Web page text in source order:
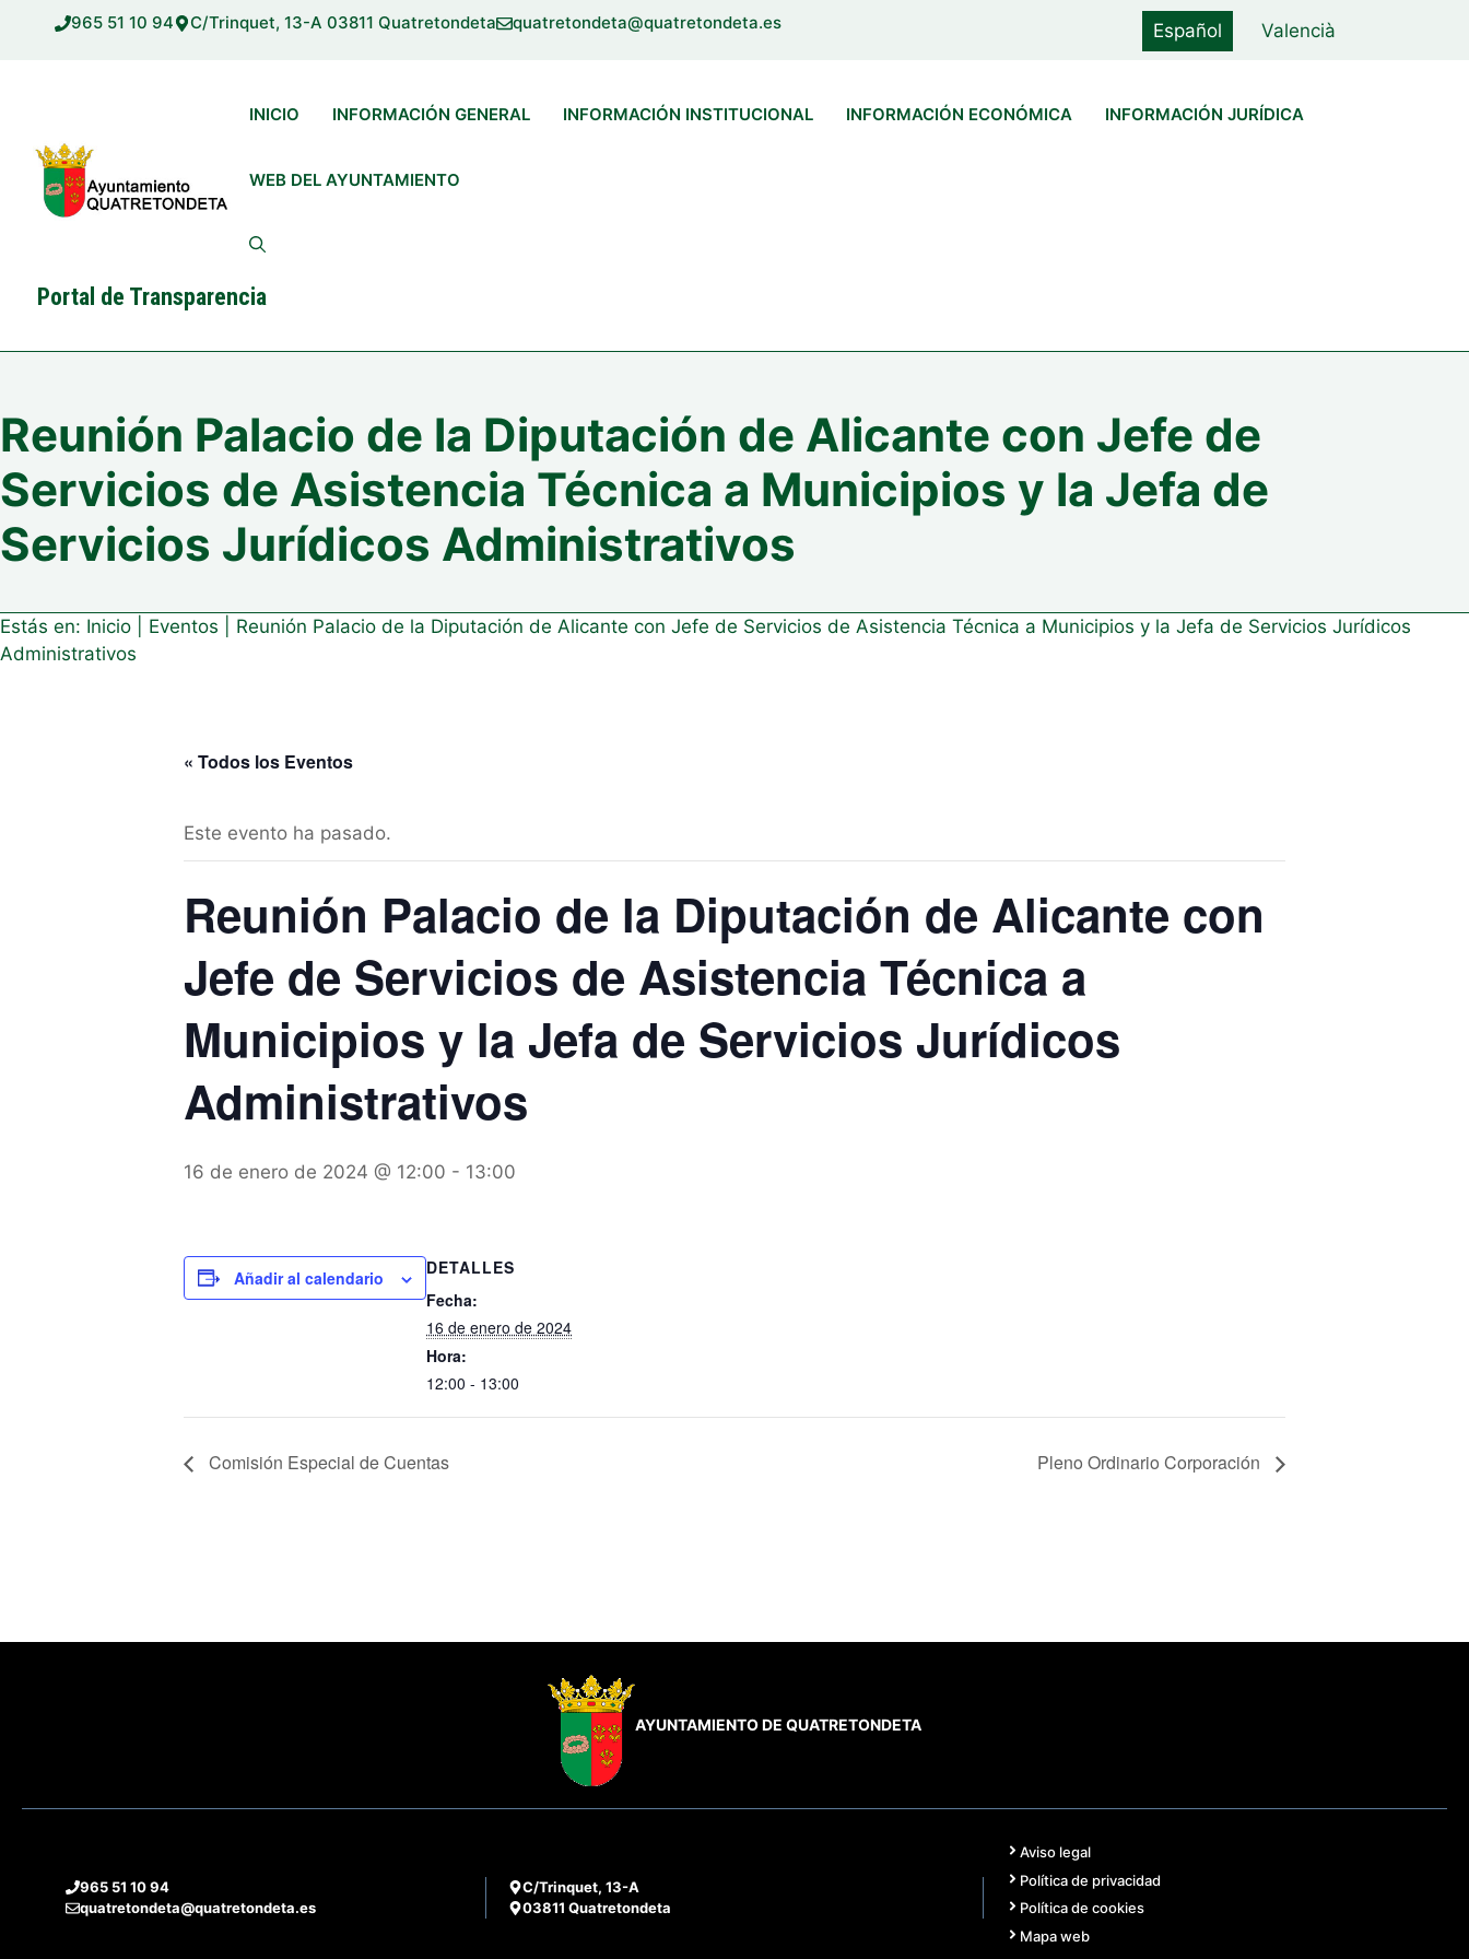
965 51 10 94 C/Trinquet, 13-A 03811 Quatretondeta quatretondeta@quatretondeta.es Español Valencià
INICIO INFORMACIÓN GENERAL INFORMACIÓN INSTITUCIONAL INFORMACIÓN ECONÓMICA INFORMACIÓN JURÍDICA
WEB DEL AYUNTAMIENTO
Portal de Transparencia
Reunión Palacio de la Diputación de Alicante con Jefe de
Servicios de Asistencia Técnica a Municipios y la Jefa de
Servicios Jurídicos Administrativos
Estás en: Inicio Eventos
Reunión Palacio de la Diputación de Alicante con Jefe de Servicios de Asistencia Técnica a Municipios y la Jefa de Servicios Jurídicos
Administrativos
« Todos los Eventos
Este evento ha pasado.
Reunión Palacio de la Diputación de Alicante con
Jefe de Servicios de Asistencia Técnica a
Municipios y la Jefa de Servicios Jurídicos
Administrativos
16 de enero de 2024 @ 12:00 - 13:00
Añadir al calendario
DETALLES
Fecha:
16 de enero de 2024
Hora:
12:00 - 13:00
Comisión Especial de Cuentas Pleno Ordinario Corporación
AYUNTAMIENTO DE QUATRETONDETA
965 51 10 94
quatretondeta@quatretondeta.es
C/Trinquet, 13-A
03811 Quatretondeta
Aviso legal
Política de privacidad
Política de cookies
Mapa web